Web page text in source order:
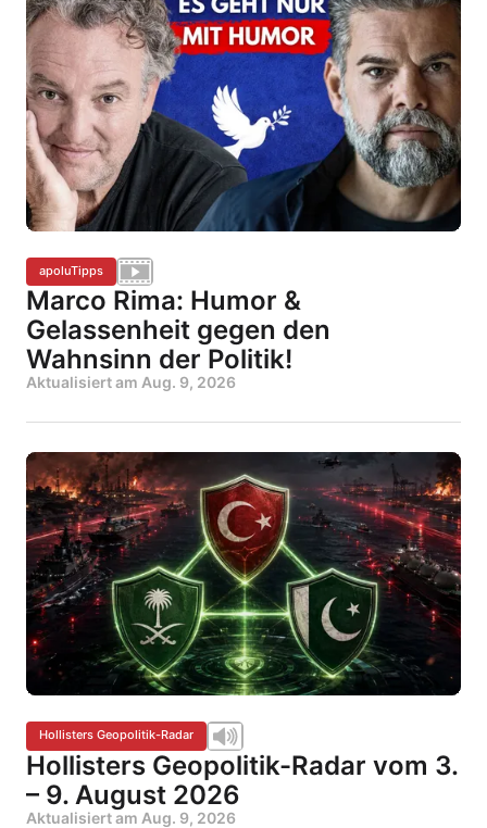
apoluTipps
Marco Rima: Humor &
Gelassenheit gegen den
Wahnsinn der Politik!
Aktualisiert am Aug. 9, 2026
Hollisters Geopolitik-Radar
Hollisters Geopolitik-Radar vom 3.
– 9. August 2026
Aktualisiert am Aug. 9, 2026